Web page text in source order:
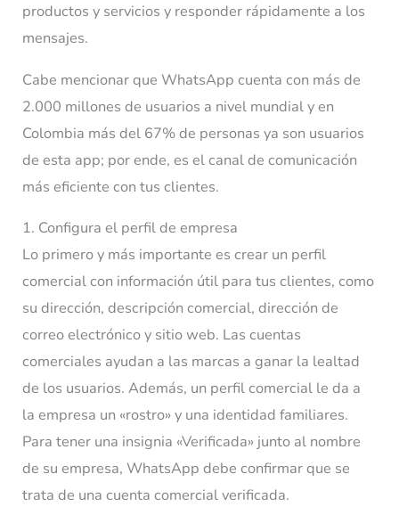
productos y servicios y responder rápidamente a los
mensajes.
Cabe mencionar que WhatsApp cuenta con más de
2.000 millones de usuarios a nivel mundial y en
Colombia más del 67% de personas ya son usuarios
de esta app; por ende, es el canal de comunicación
más eficiente con tus clientes.
1. Configura el perfil de empresa
Lo primero y más importante es crear un perfil
comercial con información útil para tus clientes, como
su dirección, descripción comercial, dirección de
correo electrónico y sitio web. Las cuentas
comerciales ayudan a las marcas a ganar la lealtad
de los usuarios. Además, un perfil comercial le da a
la empresa un «rostro» y una identidad familiares.
Para tener una insignia «Verificada» junto al nombre
de su empresa, WhatsApp debe confirmar que se
trata de una cuenta comercial verificada.